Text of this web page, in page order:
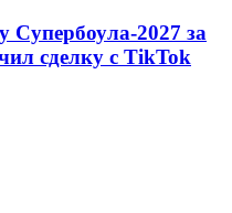
Супербоула-2027 за
сделку с TikTok